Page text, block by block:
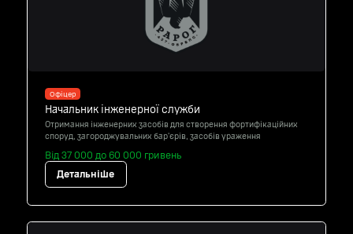
Офіцер
Начальник інженерної служби
Отримання інженерних засобів для створення фортифікаційних
споруд, загороджувальних бар'єрів, засобів ураження
Від 37 000 до 60 000 гривень
Детальніше